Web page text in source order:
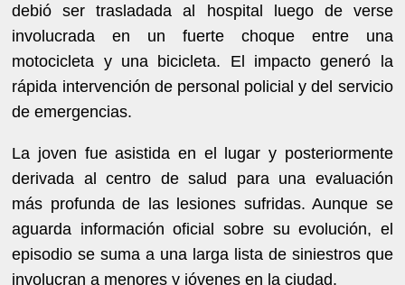
debió ser trasladada al hospital luego de verse
involucrada en un fuerte choque entre una
motocicleta y una bicicleta. El impacto generó la
rápida intervención de personal policial y del servicio
de emergencias.
La joven fue asistida en el lugar y posteriormente
derivada al centro de salud para una evaluación
más profunda de las lesiones sufridas. Aunque se
aguarda información oficial sobre su evolución, el
episodio se suma a una larga lista de siniestros que
involucran a menores y jóvenes en la ciudad.